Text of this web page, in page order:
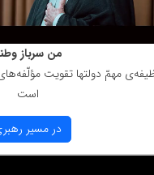
من سرباز
مهمّ دولتها تقویت
است
در مسیر